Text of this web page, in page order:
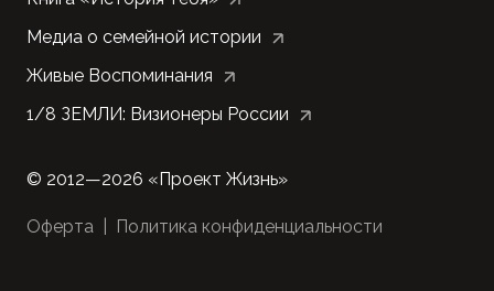
Медиа о семейной истории
Живые Воспоминания
1/8 ЗЕМЛИ: Визионеры России
© 2012—2026 «Проект Жизнь»
Оферта Политика конфиденциальности